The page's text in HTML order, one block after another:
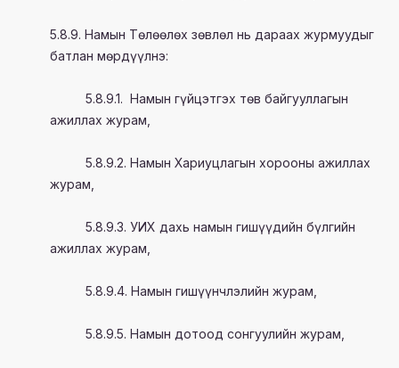
5.8.9. Намын Төлөөлөх зөвлөл нь дараах журмуудыг
батлан мөрдүүлнэ:
5.8.9.1. Намын гүйцэтгэх төв байгууллагын
ажиллах журам,
5.8.9.2. Намын Хариуцлагын хорооны ажиллах
журам,
5.8.9.3. УИХ дахь намын гишүүдийн бүлгийн
ажиллах журам,
5.8.9.4. Намын гишүүнчлэлийн журам,
5.8.9.5. Намын дотоод сонгуулийн журам,